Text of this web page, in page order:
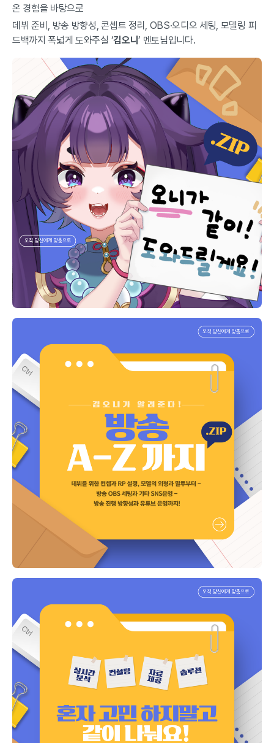
온 경험을 바탕으로
데뷔 준비, 방송 방향성, 콘셉트 정리, OBS·오디오 세팅, 모델링 피
드백까지 폭넓게 도와주실 ‘김오니’ 멘토님입니다.